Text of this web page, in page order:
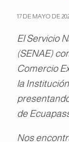
17 DE MAYO DE
El Servicio
(SENAE)
Comercio
la
de
Nos